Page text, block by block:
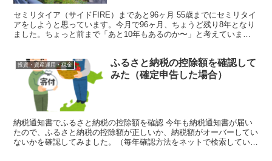
セミリタイア（サイドFIRE）まであと96ヶ月 55歳までにセミリタイ
アをしようと思っています。今月で96ヶ月、ちょうど残り8年となり
ました。ちょっと前まで「あと10年もあるのか〜」と考えていまし
投資・資産運用・税金
ふるさと納税の控除額を確認して
みた（確定申告した場合）
納税通知書でふるさと納税の控除額を確認 今年も納税通知書が届い
たので、ふるさと納税の控除額が正しいか、納税額がオーバーしてい
ないかを確認してみました。（毎年確認方法をネットで検索している